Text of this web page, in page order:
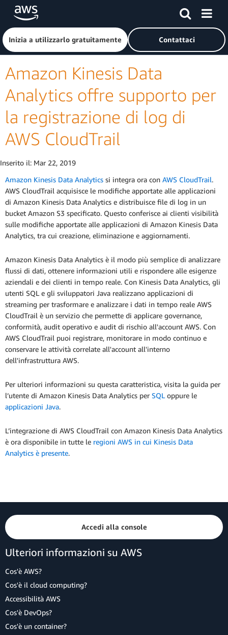
Passa al contenuto principale
Fai clic qui per tornare alla home page di Amazon Web
Inizia a utilizzarlo gratuitamente Contattaci
Amazon Kinesis Data
Analytics offre supporto per
la registrazione di log di
AWS CloudTrail
Inserito il: Mar 22, 2019
Amazon Kinesis Data Analytics si integra ora con AWS CloudTrail.
AWS CloudTrail acquisisce le modifiche apportate alle applicazioni
di Amazon Kinesis Data Analytics e distribuisce file di log in un
bucket Amazon S3 specificato. Questo conferisce ai clienti visibilità
sulle modifiche apportate alle applicazioni di Amazon Kinesis Data
Analytics, tra cui creazione, eliminazione e aggiornamenti.
Amazon Kinesis Data Analytics è il modo più semplice di analizzare
flussi di dati, ottenere informazioni utili e rispondere alle esigenze
aziendali e dei clienti in tempo reale. Con Kinesis Data Analytics, gli
utenti SQL e gli sviluppatori Java realizzano applicazioni di
streaming per trasformare e analizzare i dati in tempo reale AWS
CloudTrail è un servizio che permette di applicare governance,
conformità, audit operativo e audit di rischio all'account AWS. Con
AWS CloudTrail puoi registrare, monitorare in modo continuo e
conservare le attività correlate all'account all'interno
dell'infrastruttura AWS.
Per ulteriori informazioni su questa caratteristica, visita la guida per
l’utente di Amazon Kinesis Data Analytics per SQL oppure le
applicazioni Java.
L’integrazione di AWS CloudTrail con Amazon Kinesis Data Analytics
è ora disponibile in tutte le regioni AWS in cui Kinesis Data
Analytics è presente.
Accedi alla console
Ulteriori informazioni su AWS
Cos'è AWS?
Cos'è il cloud computing?
Accessibilità AWS
Cos'è DevOps?
Cos'è un container?